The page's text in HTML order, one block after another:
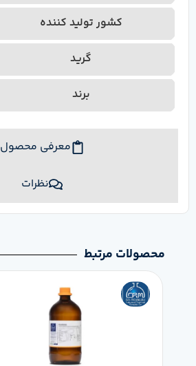
معرفی محصول
نظرات
کشور تولید کننده
گرید
برند
محصولات مرتبط